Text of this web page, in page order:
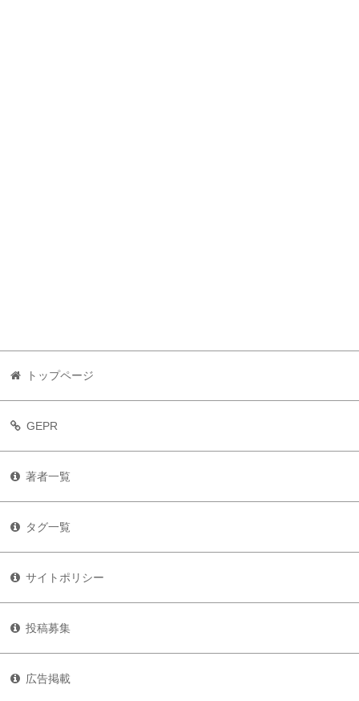
トップページ
GEPR
著者一覧
タグ一覧
サイトポリシー
投稿募集
広告掲載